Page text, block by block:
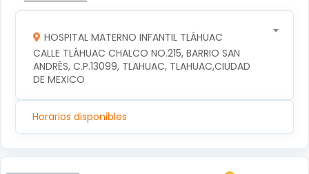
HOSPITAL MATERNO INFANTIL TLÁHUAC
CALLE TLÁHUAC CHALCO NO.215, BARRIO SAN
ANDRÉS, C.P.13099, TLAHUAC, TLAHUAC,CIUDAD
DE MEXICO
Horarios disponibles